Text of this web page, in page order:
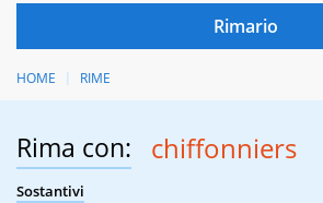
HOME RIME
Rima con: chiffonniers
Sostantivi